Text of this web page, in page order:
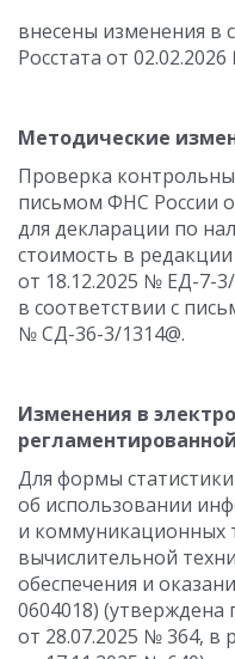
внесены изменения в
Росстата от
Методические
Проверка
письмом ФНС России
для декларации по
стоимость в
от 18.12.2025 № ЕД-7-
в соответствии с
№ СД-36-3/1314@.
Изменения в
Для формы
об использовании
и коммуникационных
вычислительной
обеспечения и
0604018) (утверждена
от 28.07.2025 № 364, в